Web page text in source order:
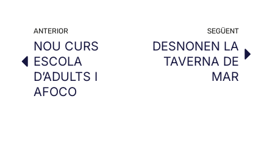
ANTERIOR
NOU CURS
ESCOLA
D’ADULTS I
AFOCO
SEGÜENT
DESNONEN LA
TAVERNA DE
MAR